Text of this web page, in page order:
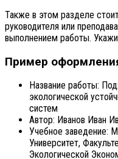
Также в этом разделе
руководителя или
выполнением работы.
Пример
Название работы:
экологической
систем
Автор: Иванов Иван
Учебное заведение:
Университет,
Экологической